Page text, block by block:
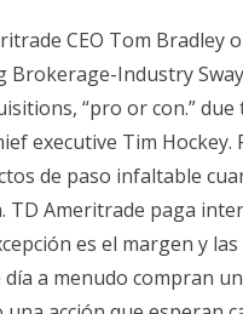
CEO Tom Bradley
Brokerage-Industry
“pro or con.”
executive Tim
de paso infaltable
TD Ameritrade paga
es el margen y
a menudo compran